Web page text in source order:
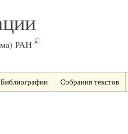
РАН
Библиографии Собрания текстов